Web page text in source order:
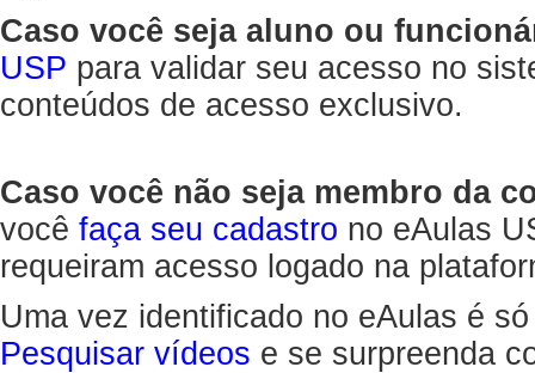
Caso você seja aluno ou
USP para validar seu acesso no
conteúdos de acesso exclusivo.
Caso você não seja membro da
você faça seu cadastro no eAulas
requeiram acesso logado na
Uma vez identificado no eAulas é
Pesquisar vídeos e se surpreenda